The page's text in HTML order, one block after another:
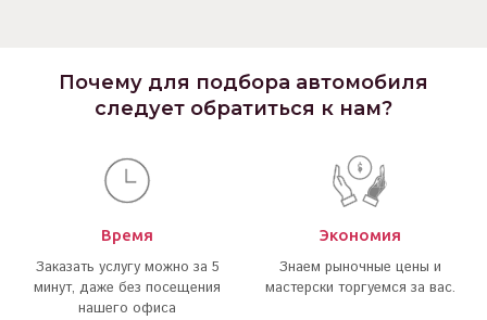
Почему для подбора автомобиля
следует обратиться к нам?
Время
Заказать услугу можно за 5
минут, даже без посещения
нашего офиса
Экономия
Знаем рыночные цены и
мастерски торгуемся за вас.